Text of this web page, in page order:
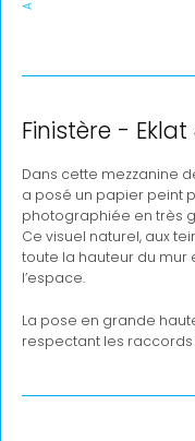
Finistère - Eklat
Dans cette mezzanine
a posé un papier peint
photographiée en très
Ce visuel naturel, aux
toute la hauteur du mur
l’espace.
La pose en grande
respectant les